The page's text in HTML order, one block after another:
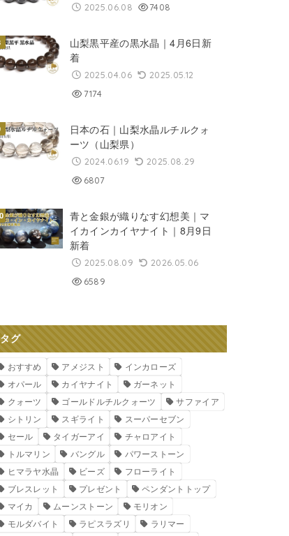
2025.06.08 7408
山梨黒平産の黒水晶｜4月6日新
着
2025.04.06
2025.05.12
7174
日本の石｜山梨水晶ルチルクォ
ーツ（山梨県）
2024.06.19
2025.08.29
6807
青と金銀が織りなす幻想美｜マ
イカインカイヤナイト｜8月9日
新着
2025.08.09
2026.05.06
6589
タグ
おすすめ アメジスト
インカローズ
オパール
カイヤナイト
ガーネット
クォーツ
ゴールドルチルクォーツ
サファイア
シトリン
スギライト
スーパーセブン
セール
タイガーアイ
チャロアイト
トルマリン
バングル
パワーストーン
ヒマラヤ水晶
ビーズ
フローライト
ブレスレット
プレゼント
ペンダントトップ
マイカ
ムーンストーン
モリオン
モルダバイト
ラピスラズリ
ラリマー